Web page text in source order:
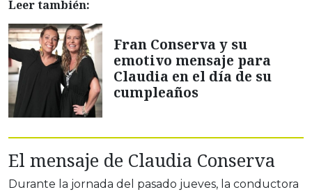
Leer también:
Fran Conserva y su
emotivo mensaje para
Claudia en el día de su
cumpleaños
El mensaje de Claudia Conserva
Durante la jornada del pasado jueves, la conductora